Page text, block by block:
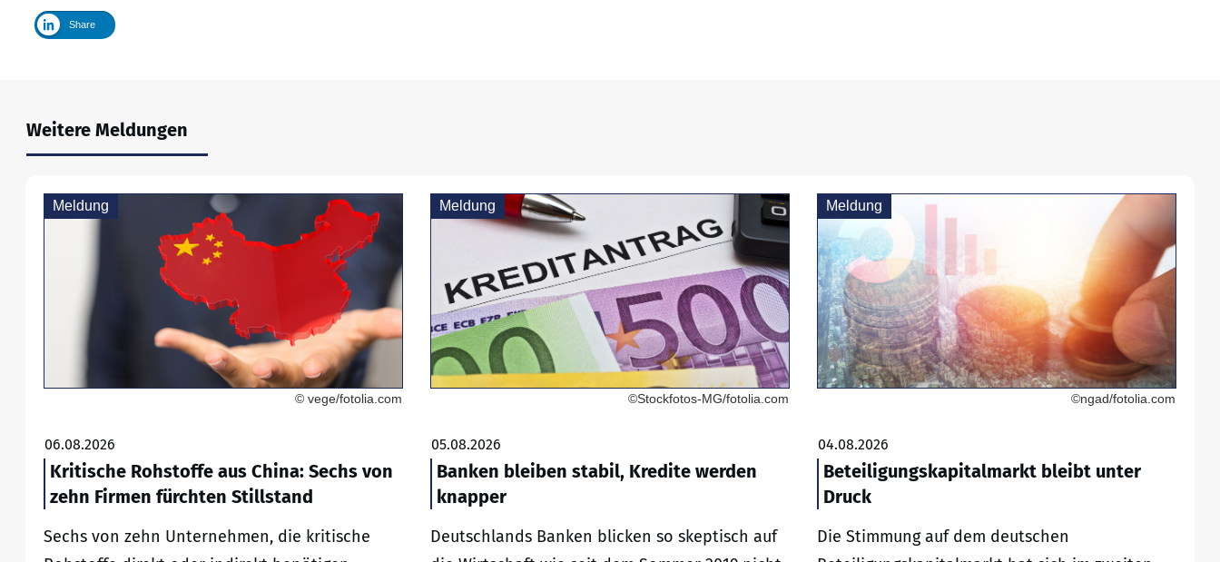
Share
Weitere Meldungen
Meldung
© vege/fotolia.com
06.08.2026
Kritische Rohstoffe aus China: Sechs von
zehn Firmen fürchten Stillstand
Sechs von zehn Unternehmen, die kritische
Meldung
©Stockfotos-MG/fotolia.com
05.08.2026
Banken bleiben stabil, Kredite werden
knapper
Deutschlands Banken blicken so skeptisch auf
Meldung
©ngad/fotolia.com
04.08.2026
Beteiligungskapitalmarkt bleibt unter
Druck
Die Stimmung auf dem deutschen